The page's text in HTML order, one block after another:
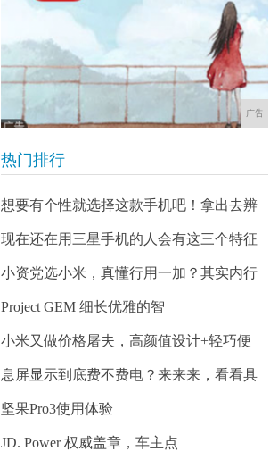
广告
热门排行
想要有个性就选择这款手机吧！拿出去辨
现在还在用三星手机的人会有这三个特征
小资党选小米，真懂行用一加？其实内行
Project GEM 细长优雅的智
小米又做价格屠夫，高颜值设计+轻巧便
息屏显示到底费不费电？来来来，看看具
坚果Pro3使用体验
JD. Power 权威盖章，车主点